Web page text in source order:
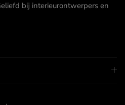
bij interieurontwerpers en